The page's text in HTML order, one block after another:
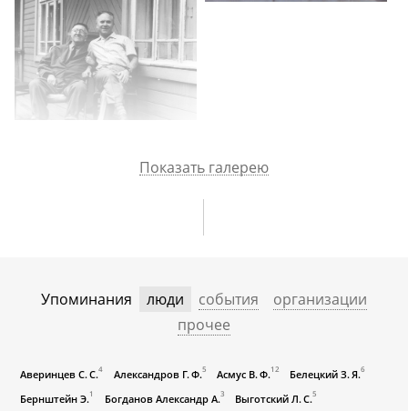
Показать галерею
Упоминания люди события
организации
прочее
Аверинцев С. С.4 Александров Г. Ф.5 Асмус В. Ф.12 Белецкий З. Я.6
Бернштейн Э. 1 Богданов Александр А.3 Выготский Л. С.5